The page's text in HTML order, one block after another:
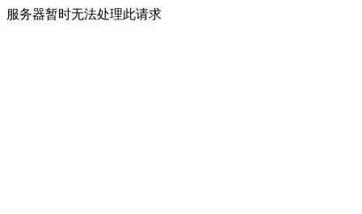
服务器暂时无法处理此请求